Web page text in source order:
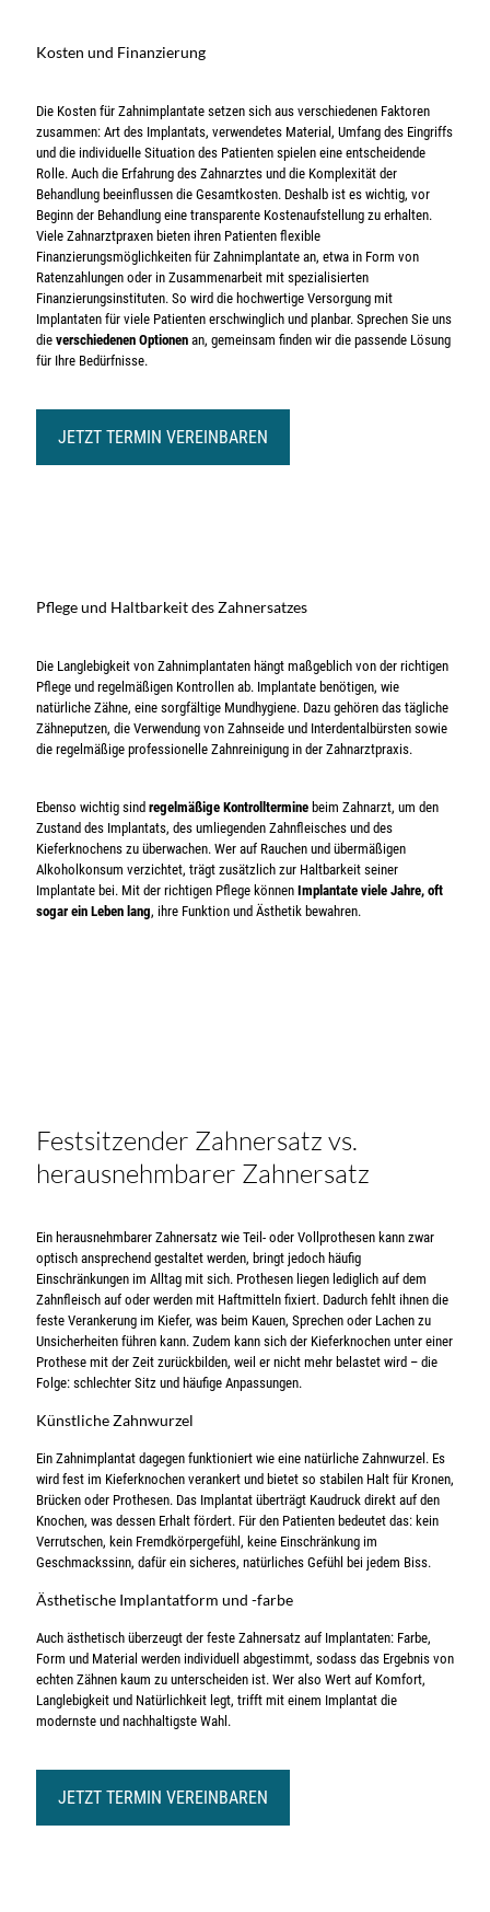
Kosten und Finanzierung
Die Kosten für Zahnimplantate setzen sich aus verschiedenen Faktoren
zusammen: Art des Implantats, verwendetes Material, Umfang des Eingriffs
und die individuelle Situation des Patienten spielen eine entscheidende
Rolle. Auch die Erfahrung des Zahnarztes und die Komplexität der
Behandlung beeinflussen die Gesamtkosten. Deshalb ist es wichtig, vor
Beginn der Behandlung eine transparente Kostenaufstellung zu erhalten.
Viele Zahnarztpraxen bieten ihren Patienten flexible
Finanzierungsmöglichkeiten für Zahnimplantate an, etwa in Form von
Ratenzahlungen oder in Zusammenarbeit mit spezialisierten
Finanzierungsinstituten. So wird die hochwertige Versorgung mit
Implantaten für viele Patienten erschwinglich und planbar. Sprechen Sie uns
die verschiedenen Optionen an, gemeinsam finden wir die passende Lösung
für Ihre Bedürfnisse.
JETZT TERMIN VEREINBAREN
Pflege und Haltbarkeit des Zahnersatzes
Die Langlebigkeit von Zahnimplantaten hängt maßgeblich von der richtigen
Pflege und regelmäßigen Kontrollen ab. Implantate benötigen, wie
natürliche Zähne, eine sorgfältige Mundhygiene. Dazu gehören das tägliche
Zähneputzen, die Verwendung von Zahnseide und Interdentalbürsten sowie
die regelmäßige professionelle Zahnreinigung in der Zahnarztpraxis.
Ebenso wichtig sind regelmäßige Kontrolltermine beim Zahnarzt, um den
Zustand des Implantats, des umliegenden Zahnfleisches und des
Kieferknochens zu überwachen. Wer auf Rauchen und übermäßigen
Alkoholkonsum verzichtet, trägt zusätzlich zur Haltbarkeit seiner
Implantate bei. Mit der richtigen Pflege können Implantate viele Jahre, oft
sogar ein Leben lang, ihre Funktion und Ästhetik bewahren.
Festsitzender Zahnersatz vs.
herausnehmbarer Zahnersatz
Ein herausnehmbarer Zahnersatz wie Teil- oder Vollprothesen kann zwar
optisch ansprechend gestaltet werden, bringt jedoch häufig
Einschränkungen im Alltag mit sich. Prothesen liegen lediglich auf dem
Zahnfleisch auf oder werden mit Haftmitteln fixiert. Dadurch fehlt ihnen die
feste Verankerung im Kiefer, was beim Kauen, Sprechen oder Lachen zu
Unsicherheiten führen kann. Zudem kann sich der Kieferknochen unter einer
Prothese mit der Zeit zurückbilden, weil er nicht mehr belastet wird – die
Folge: schlechter Sitz und häufige Anpassungen.
Künstliche Zahnwurzel
Ein Zahnimplantat dagegen funktioniert wie eine natürliche Zahnwurzel. Es
wird fest im Kieferknochen verankert und bietet so stabilen Halt für Kronen,
Brücken oder Prothesen. Das Implantat überträgt Kaudruck direkt auf den
Knochen, was dessen Erhalt fördert. Für den Patienten bedeutet das: kein
Verrutschen, kein Fremdkörpergefühl, keine Einschränkung im
Geschmackssinn, dafür ein sicheres, natürliches Gefühl bei jedem Biss.
Ästhetische Implantatform und -farbe
Auch ästhetisch überzeugt der feste Zahnersatz auf Implantaten: Farbe,
Form und Material werden individuell abgestimmt, sodass das Ergebnis von
echten Zähnen kaum zu unterscheiden ist. Wer also Wert auf Komfort,
Langlebigkeit und Natürlichkeit legt, trifft mit einem Implantat die
modernste und nachhaltigste Wahl.
JETZT TERMIN VEREINBAREN